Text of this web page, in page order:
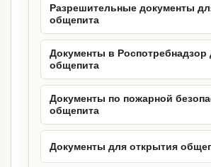
Разрешительные документы
общепита
Документы в Роспотребнадзор
общепита
Документы по пожарной
общепита
Документы для открытия